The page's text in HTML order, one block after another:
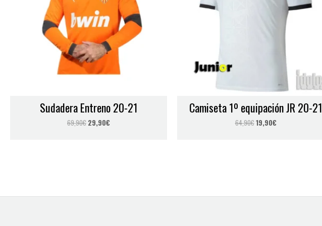
*
Guarda mi nombre, correo electrónico y web en este navegador para la próxima vez que comente.
Sudadera Entreno 20-21
69,90€ 29,90€
Camiseta 1º equipación JR 20-21
64,90€19,90€